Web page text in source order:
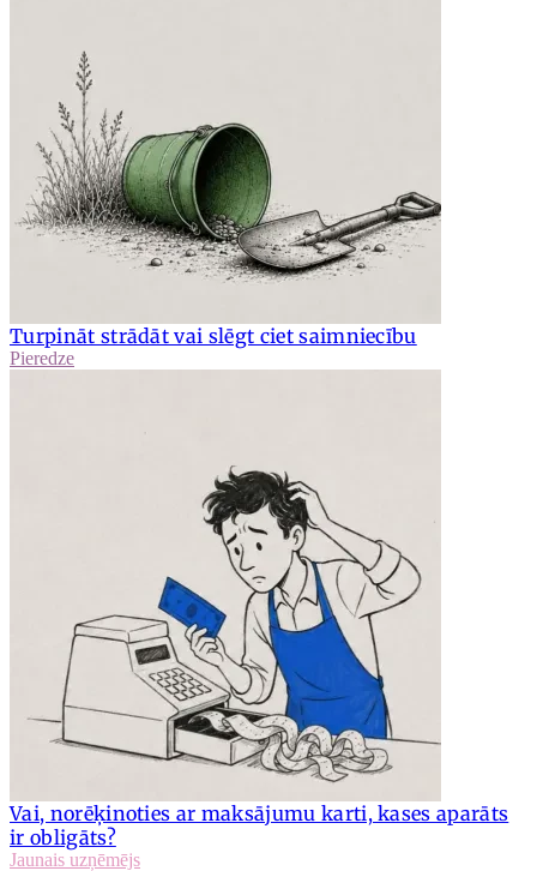
Turpināt strādāt vai slēgt ciet saimniecību
Pieredze
Vai, norēķinoties ar maksājumu karti, kases aparāts
ir obligāts?
Jaunais uzņēmējs